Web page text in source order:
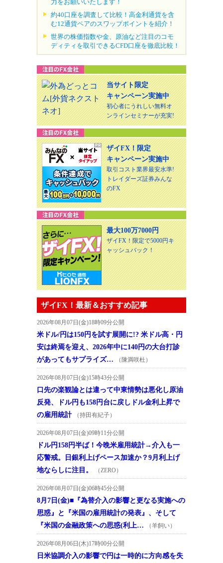
力をお願いいたします！
約40口座を調査して比較！高金利通貨を含
む12通貨ペアのスワップポイントを紹介！
世界の株価指数や金、原油など注目のコモ
ディティを取引できるCFD口座を徹底比較！
当サイト限定
キャンペーン実施中
初心者にうれしい無料オ
ンラインセミナーが充実!
ザイFX！限定
キャンペーン実施中
取引コスト業界最安水準!
トレイダーズ証券みんな
のFX
最大100万7000円
ザイFX！限定で5000円キ
ャッシュバック！
ザイFX！最新＆おすすめ記事
2026年08月07日(金)18時09分公開
米ドル/円は150円を試す展開に!? 米ドル高・円
安は終焉を迎え、2026年中に140円の大台打診
があってもサプライズ…
（陳満咲杜）
2026年08月07日(金)15時43分公開
口先の楽観論とは違って中東情勢は悪化し原油
反発、ドル円も158円台に戻しドル金利上昇で
の雇用統計
（持田有紀子）
2026年08月07日(金)09時11分公開
ドル円158円半ば！今晩米雇用統計→介入も一
応警戒。日銀利上げペース加速か？9月利上げ
地ならしに注目。
（ZERO）
2026年08月07日(金)06時45分公開
8月7日(金)■『為替介入の影響と更なる実施への
思惑』と『米国の雇用統計の発表』、そして
『米国の金融政策への思惑(利上…
（羊飼い）
2026年08月06日(木)17時00分公開
日米協調介入の影響で円は一時的に方向感を失